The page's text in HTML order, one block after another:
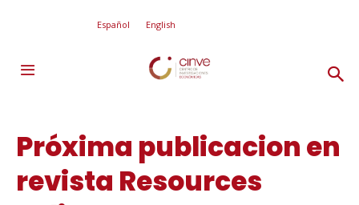
Español English
Próxima publicacion en
revista Resources